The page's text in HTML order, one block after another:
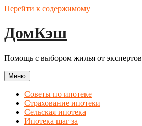
Перейти к содержимому
ДомКэш
Помощь с выбором жилья от экспертов
Меню
Советы по ипотеке
Страхование ипотеки
Сельская ипотека
Ипотека шаг за